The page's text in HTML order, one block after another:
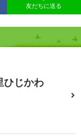
友だちに送る
ひじかわ